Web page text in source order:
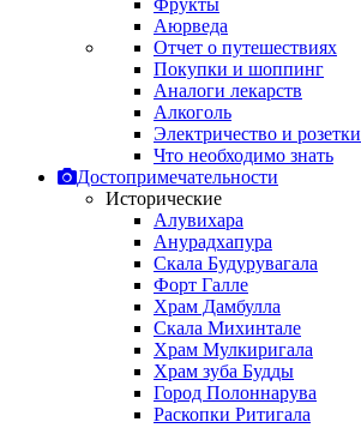
Фрукты
Аюрведа
Отчет о путешествиях
Покупки и шоппинг
Аналоги лекарств
Алкоголь
Электричество и розетки
Что необходимо знать
Достопримечательности
Исторические
Алувихара
Анурадхапура
Скала Будурувагала
Форт Галле
Храм Дамбулла
Скала Михинтале
Храм Мулкиригала
Храм зуба Будды
Город Полоннарува
Раскопки Ритигала